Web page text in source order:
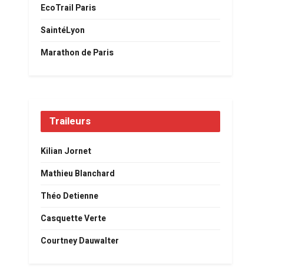
EcoTrail Paris
SaintéLyon
Marathon de Paris
Traileurs
Kilian Jornet
Mathieu Blanchard
Théo Detienne
Casquette Verte
Courtney Dauwalter